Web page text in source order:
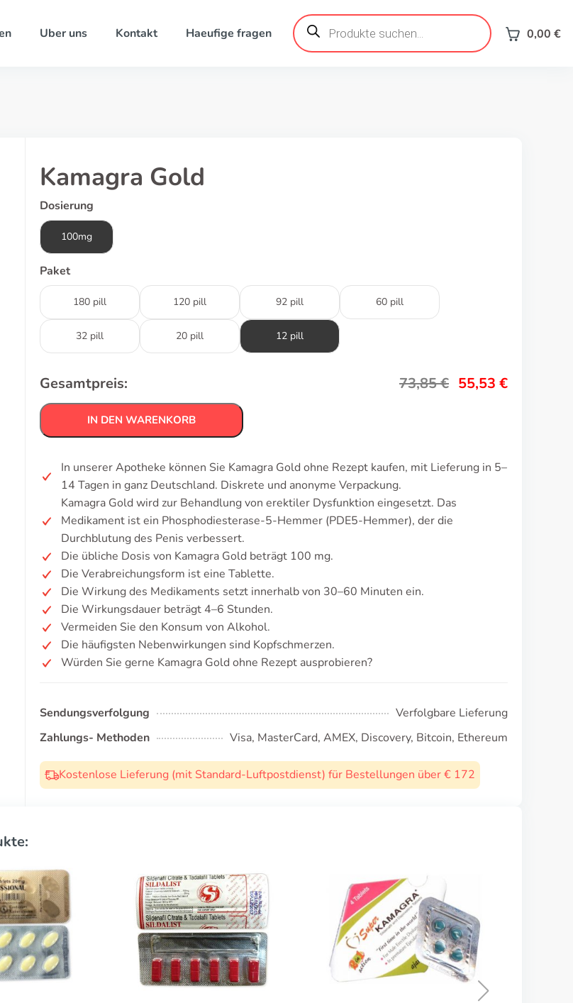
Uber uns Kontakt Haeufige fragen
Products
search 0,00 €
Kamagra Gold
Dosierung
100mg
Paket
180 pill 120 pill 92 pill 60 pill
32 pill 20 pill 12 pill
Gesamtpreis: 73,85€ 55,53 €
IN DEN WARENKORB
In unserer Apotheke können Sie Kamagra Gold ohne Rezept kaufen, mit Lieferung in 5–
14 Tagen in ganz Deutschland. Diskrete und anonyme Verpackung.
Kamagra Gold wird zur Behandlung von erektiler Dysfunktion eingesetzt. Das
Medikament ist ein Phosphodiesterase-5-Hemmer (PDE5-Hemmer), der die
Durchblutung des Penis verbessert.
Die übliche Dosis von Kamagra Gold beträgt 100 mg.
Die Verabreichungsform ist eine Tablette.
Die Wirkung des Medikaments setzt innerhalb von 30–60 Minuten ein.
Die Wirkungsdauer beträgt 4–6 Stunden.
Vermeiden Sie den Konsum von Alkohol.
Die häufigsten Nebenwirkungen sind Kopfschmerzen.
Würden Sie gerne Kamagra Gold ohne Rezept ausprobieren?
Sendungsverfolgung
Verfolgbare Lieferung
Zahlungs- Methoden
Visa, MasterCard, AMEX, Discovery, Bitcoin, Ethereum
Kostenlose Lieferung (mit Standard-Luftpostdienst) für Bestellungen über € 172
Brand Cialis